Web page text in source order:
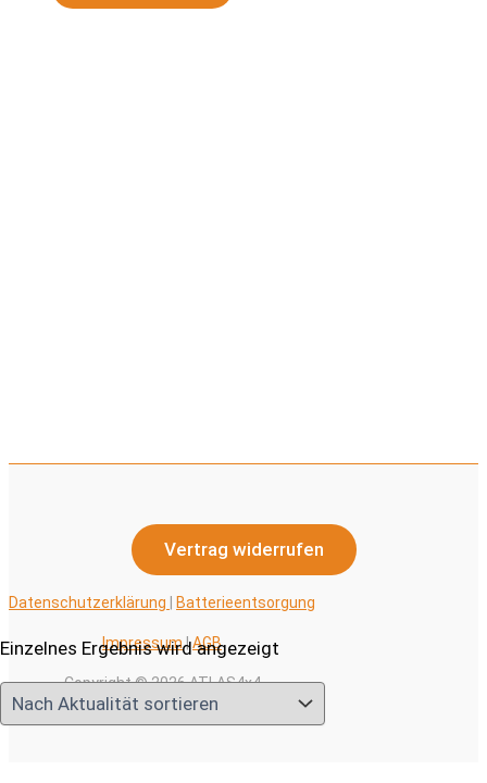
Einzelnes Ergebnis wird angezeigt
Vertrag widerrufen
Datenschutzerklärung Batterieentsorgung
Impressum|AGB
Copyright © 2026 ATLAS4x4